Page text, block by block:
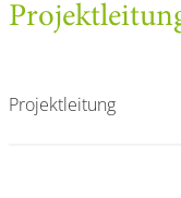
Projektleitung